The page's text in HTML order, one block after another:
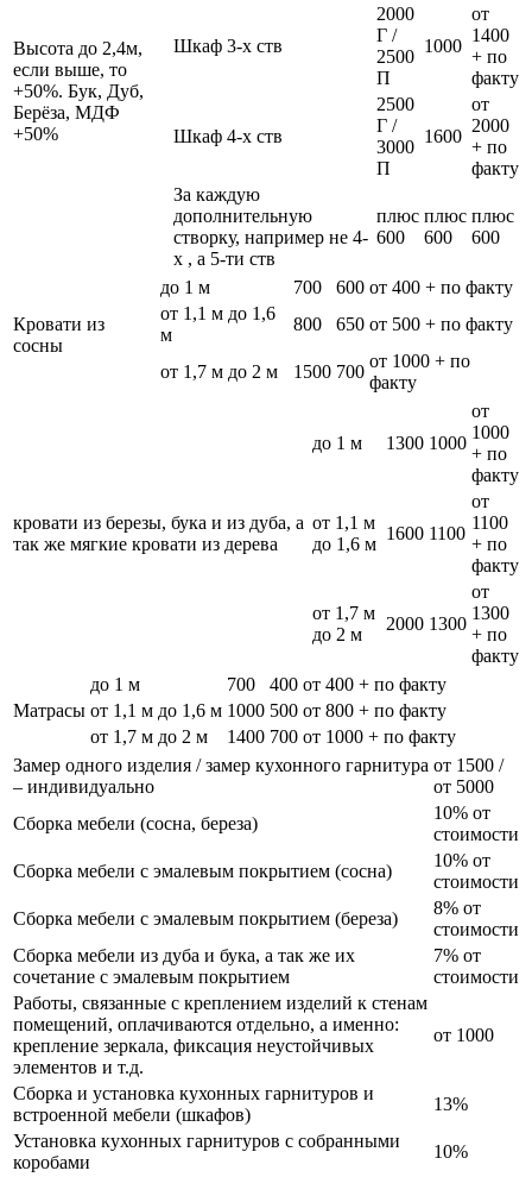
Высота до 2,4м,
если выше, то
+50%. Бук, Дуб,
Берёза, МДФ
+50%
Шкаф 3-х ств
2000
Г /
2500
П
1000
от
1400
+ по
факту
Шкаф 4-х ств
2500
Г /
3000
П
1600
от
2000
+ по
факту
За каждую
дополнительную
створку, например не 4-
х , а 5-ти ств
плюс
600
плюс
600
плюс
600
Кровати из
сосны
до 1 м 700 600 от 400 + по факту
от 1,1 м до 1,6
м
800 650 от 500 + по факту
от 1,7 м до 2 м 1500 700
от 1000 + по
факту
кровати из березы, бука и из дуба, а
так же мягкие кровати из дерева
до 1 м 1300 1000
от
1000
+ по
факту
от 1,1 м
до 1,6 м
1600 1100
от
1100
+ по
факту
от 1,7 м
до 2 м
2000 1300
от
1300
+ по
факту
Матрасы
до 1 м 700 400 от 400 + по факту
от 1,1 м до 1,6 м 1000 500 от 800 + по факту
от 1,7 м до 2 м
1400 700 от 1000 + по факту
Замер одного изделия / замер кухонного гарнитура
– индивидуально
от 1500 /
от 5000
Сборка мебели (сосна, береза)
10% от
стоимости
Сборка мебели с эмалевым покрытием (сосна)
10% от
стоимости
Сборка мебели с эмалевым покрытием (береза)
8% от
стоимости
Сборка мебели из дуба и бука, а так же их
сочетание с эмалевым покрытием
7% от
стоимости
Работы, связанные с креплением изделий к стенам
помещений, оплачиваются отдельно, а именно:
крепление зеркала, фиксация неустойчивых
элементов и т.д.
от 1000
Сборка и установка кухонных гарнитуров и
встроенной мебели (шкафов)
13%
Установка кухонных гарнитуров с собранными
коробами
10%